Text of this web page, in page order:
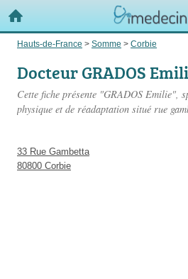
Hauts-de-France > Somme > Corbie
Docteur GRADOS
Cette fiche présente "GRADOS Emilie",
physique et de réadaptation situé rue
33 Rue Gambetta
80800 Corbie